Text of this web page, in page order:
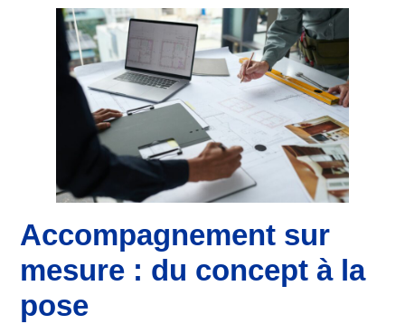
Accompagnement sur
mesure : du concept à la
pose